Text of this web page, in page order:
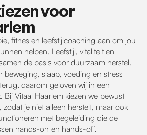
voor
fitnes en leefstijlcoaching aan om jou
helpen. Leefstijl, vitaliteit en
de basis voor duurzaam herstel.
slaap, voeding en stress
daarom geloven wij in een
Bij Vitaal Haarlem kiezen we bewust
je niet alleen herstelt, maar ook
met begeleiding die de
hands-on en hands-off.